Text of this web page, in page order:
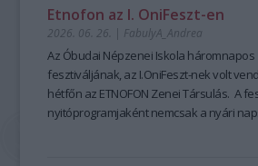
Évi
a
Házában
-
Etnofon az I. OniFeszt-en
2026. 06. 26. | FabulyA_Andrea
Az Óbudai Népzenei Iskola háromnapos
fesztiváljának, az I.OniFeszt-nek volt
hétfőn az ETNOFON Zenei Társulás. A
nyitóprogramjaként nemcsak a nyári